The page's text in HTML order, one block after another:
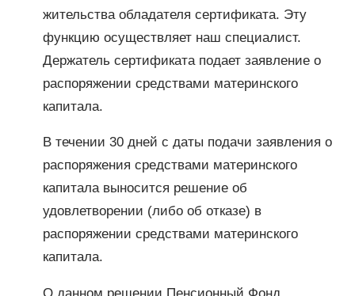
жительства обладателя сертификата. Эту
функцию осуществляет наш специалист.
Держатель сертификата подает заявление о
распоряжении средствами материнского
капитала.
В течении 30 дней с даты подачи заявления о
распоряжения средствами материнского
капитала выносится решение об
удовлетворении (либо об отказе) в
распоряжении средствами материнского
капитала.